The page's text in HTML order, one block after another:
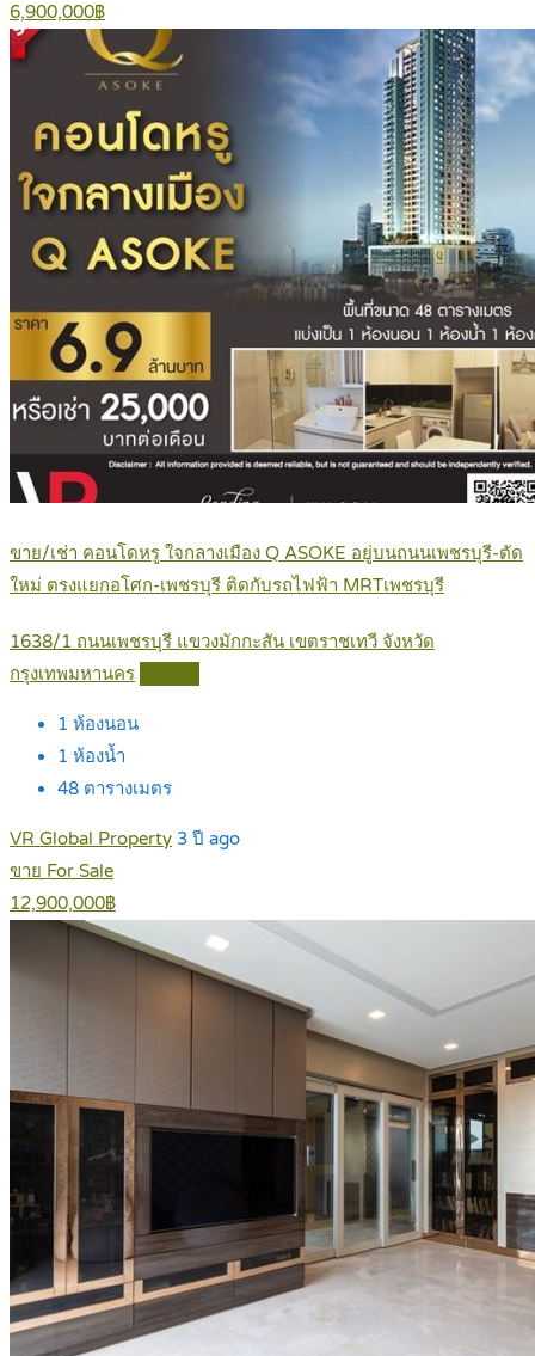
6,900,000฿
ขาย/เช่า คอนโดหรู ใจกลางเมือง Q ASOKE อยู่บนถนนเพชรบุรี-ตัด
ใหม่ ตรงแยกอโศก-เพชรบุรี ติดกับรถไฟฟ้า MRTเพชรบุรี
1638/1 ถนนเพชรบุรี แขวงมักกะสัน เขตราชเทวี จังหวัด
กรุงเทพมหานคร
1 ห้องนอน
1 ห้องน้ำ
48 ตารางเมตร
VR Global Property 3 ปี ago
ขาย For Sale
12,900,000฿